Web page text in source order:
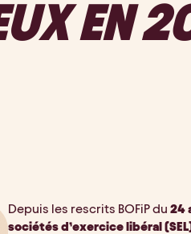
EN
Depuis les rescrits BOFiP du 24
sociétés d’exercice libéral